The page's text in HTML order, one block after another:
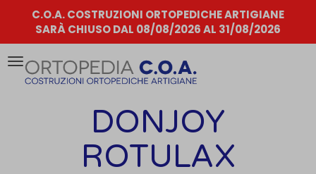
C.O.A. COSTRUZIONI ORTOPEDICHE ARTIGIANE
SARÀ CHIUSO DAL 08/08/2026 AL 31/08/2026
Attiva/disattiva
DONJOY
ROTULAX